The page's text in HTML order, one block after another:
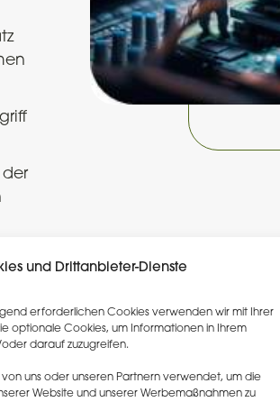
und Drittanbieter-Dienste
erforderlichen Cookies verwenden wir mit Ihrer
optionale Cookies, um Informationen in Ihrem
darauf zuzugreifen.
uns oder unseren Partnern verwendet, um die
Website und unserer Werbemaßnahmen zu